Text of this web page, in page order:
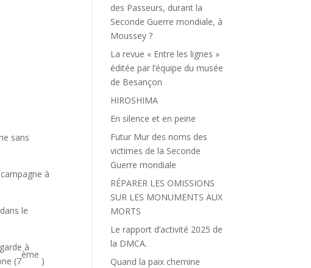
sans
à
le
à
(7
ème
)
des Passeurs, durant la
Seconde Guerre mondiale, à
Moussey ?
La revue « Entre les lignes »
éditée par l’équipe du musée
de Besançon
HIROSHIMA
En silence et en peine
Futur Mur des noms des
victimes de la Seconde
Guerre mondiale
RÉPARER LES OMISSIONS
SUR LES MONUMENTS AUX
MORTS
Le rapport d’activité 2025 de
la DMCA.
Quand la paix chemine